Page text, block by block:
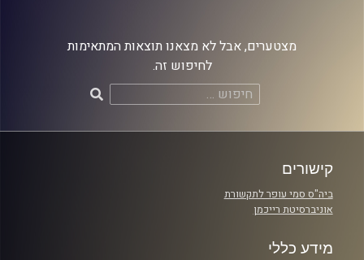
מצטערים, אבל לא מצאנו תוצאות המתאימות
לחיפוש זה.
חיפוש:
קישורים
ביה"ס סמי עופר לתקשורת
אוניברסיטת רייכמן
מידע כללי